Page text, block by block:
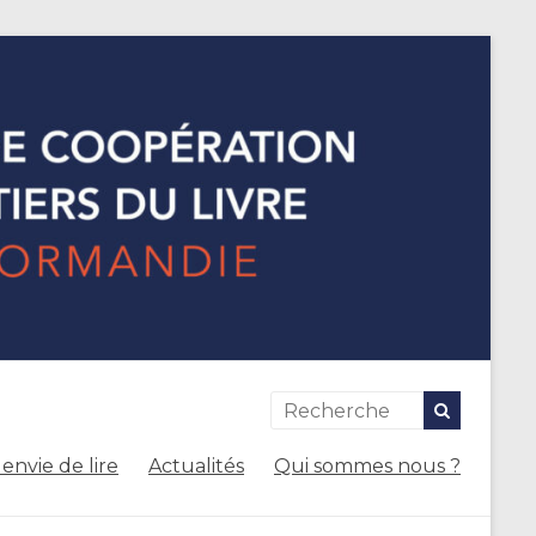
de lire Actualités Qui sommes nous ?